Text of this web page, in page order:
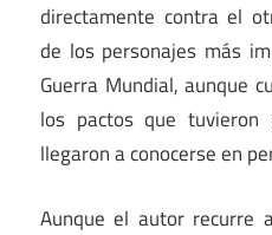
directamente contra el
de los personajes más
Guerra Mundial, aunque
los pactos que tuvieron
llegaron a conocerse en
Aunque el autor recurre